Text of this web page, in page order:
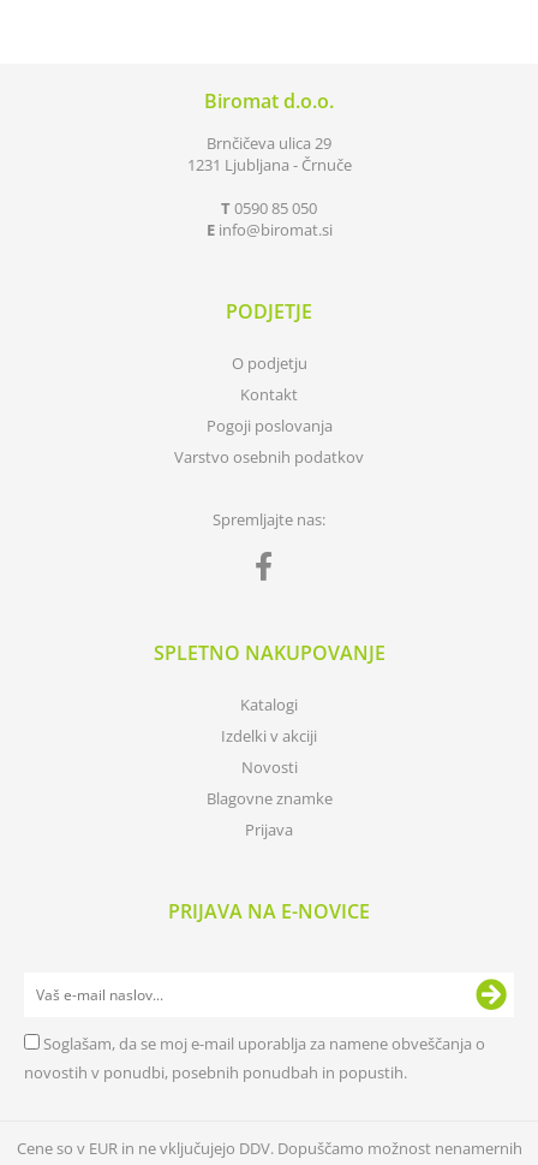
Biromat d.o.o.
Brnčičeva ulica 29
1231 Ljubljana - Črnuče
T0590 85 050
E info biromat.si
PODJETJE
O podjetju
Kontakt
Pogoji poslovanja
Varstvo osebnih podatkov
Spremljajte nas:
SPLETNO NAKUPOVANJE
Katalogi
Izdelki v akciji
Novosti
Blagovne znamke
Prijava
PRIJAVA NA E-NOVICE
Soglašam, da se moj e-mail uporablja za namene obveščanja o
novostih v ponudbi, posebnih ponudbah in popustih.
Cene so v EUR in ne vključujejo DDV. Dopuščamo možnost nenamernih